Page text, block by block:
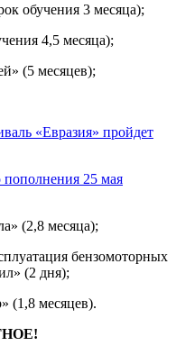
обучения 3 месяца);
4,5 месяца);
(5 месяцев);
«Евразия» пройдет
25 мая
(2,8 месяца);
бензомоторных
(2 дня);
(1,8 месяцев).